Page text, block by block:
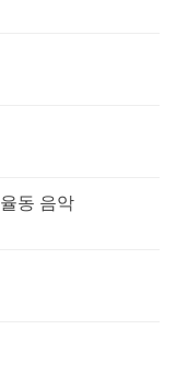
동 음악